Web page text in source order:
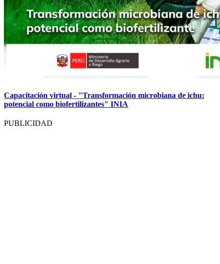
Capacitación virtual - "Transformación microbiana de ichu:
potencial como biofertilizantes" INIA
PUBLICIDAD